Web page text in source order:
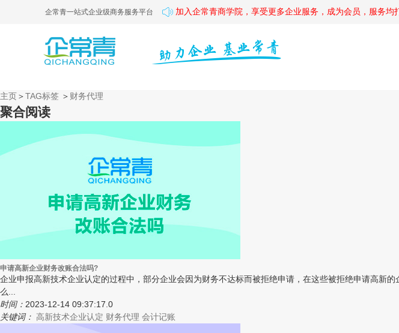
企常青一站式企业级商务服务平台 加入企常青商学院，享受更多企业服务，成为会员，服务均
主页＞TAG标签 ＞ 财务代理
聚合阅读
申请高新企业财务改账合法吗?
企业申报高新技术企业认定的过程中，部分企业会因为财务不达标而被拒绝申请，在这些被拒绝申请高新
么...
时间： 2023-12-14 09:37:17.0
关键词： 高新技术企业认定 财务代理 会计记账